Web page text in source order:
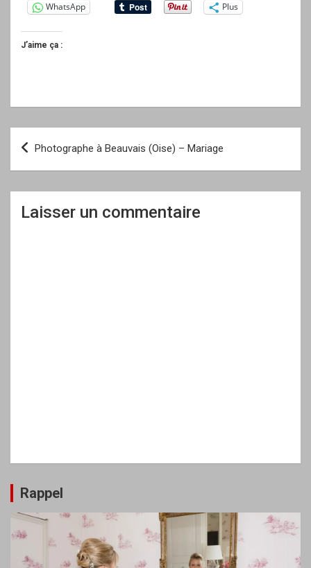
WhatsApp
Plus
J’aime ça :
Navigation
Photographe à Beauvais (Oise) – Mariage
Laisser un commentaire
Rappel